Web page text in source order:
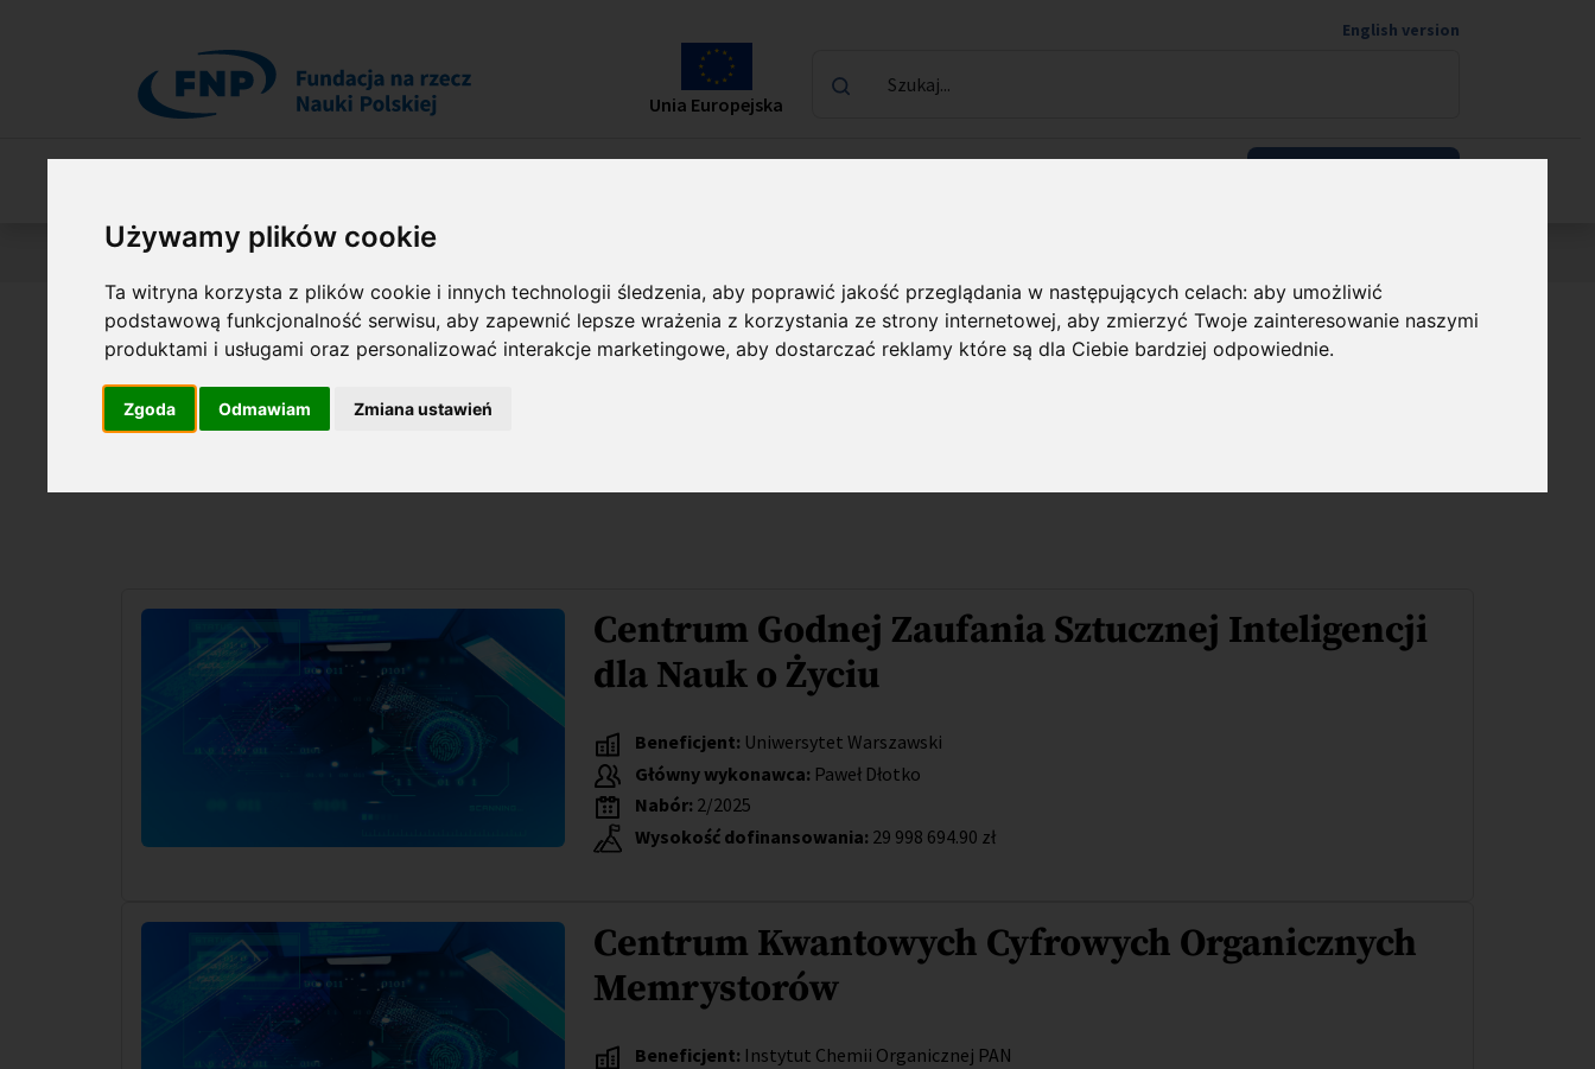
Używamy plików cookie
Ta witryna korzysta z plików cookie i innych technologii śledzenia, aby poprawić jakość przeglądania w następujących celach:aby umożliwić
podstawową funkcjonalność serwisu,aby zapewnić lepsze wrażenia z korzystania ze strony internetowej,aby zmierzyć Twoje zainteresowanie naszymi
produktami i usługami oraz personalizować interakcje marketingowe,aby dostarczać reklamy które są dla Ciebie bardziej odpowiednie.
Zgoda Odmawiam Zmiana ustawień
Unia Europejska
English version
Szukaj...
Jesteś tutaj:Nasza Oferta Listy laureatów
Nagrodzone projekty Międzynarodowe Agendy
Badawcze FENG
Centrum Godnej Zaufania Sztucznej Inteligencji
dla Nauk o Życiu
Beneficjent: Uniwersytet Warszawski
Główny wykonawca: Paweł Dłotko
Nabór: 2/2025
Wysokość dofinansowania: 29 998 694.90 zł
Centrum Kwantowych Cyfrowych Organicznych
Memrystorów
Beneficjent: Instytut Chemii Organicznej PAN